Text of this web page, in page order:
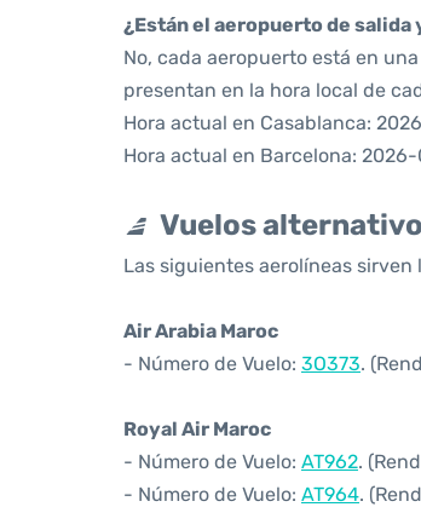
¿Están el aeropuerto de salida
No, cada aeropuerto está en
presentan en la hora local de
Hora actual en Casablanca:
Hora actual en Barcelona: 2026-
Vuelos
Las siguientes aerolíneas
Air Arabia Maroc
- Número de Vuelo: 3O373.
Royal Air Maroc
- Número de Vuelo: AT962.
- Número de Vuelo: AT964.